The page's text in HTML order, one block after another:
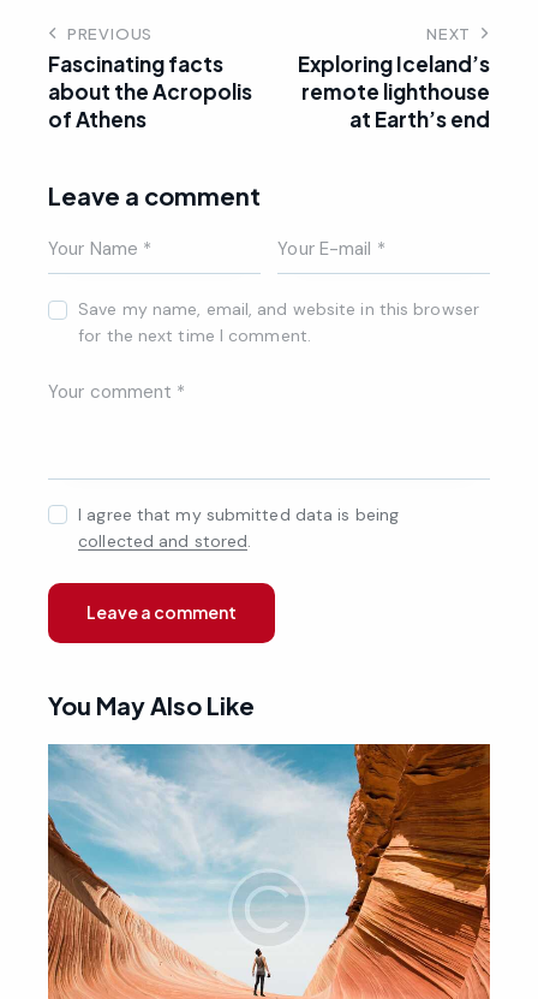
PREVIOUS
Fascinating facts
about the Acropolis
of Athens
NEXT
Exploring Iceland’s
remote lighthouse
at Earth’s end
Leave a comment
Save my name, email, and website in this browser
for the next time I comment.
I agree that my submitted data is being
collected and stored.
You May Also Like